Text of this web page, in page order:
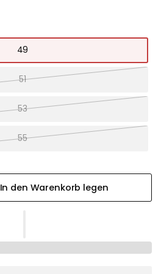
49
51
53
55
In den Warenkorb legen